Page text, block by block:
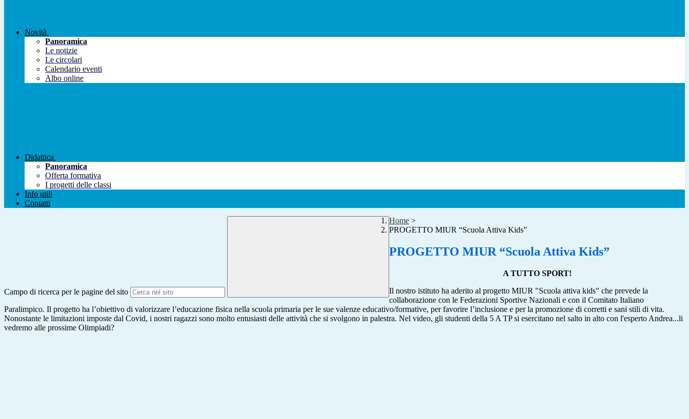
Novità
Panoramica
Le notizie
Le circolari
Calendario eventi
Albo online
Didattica
Panoramica
Offerta formativa
I progetti delle classi
Info utili
Contatti
Campo di ricerca per le pagine del sito
Home >
PROGETTO MIUR “Scuola Attiva Kids”
PROGETTO MIUR “Scuola Attiva Kids”
A TUTTO SPORT!
Il nostro istituto ha aderito al progetto MIUR "Scuola attiva kids" che prevede la
collaborazione con le Federazioni Sportive Nazionali e con il Comitato Italiano
Paralimpico. Il progetto ha l’obiettivo di valorizzare l’educazione fisica nella scuola primaria per le sue valenze educativo/formative, per favorire l’inclusione e per la promozione di corretti e sani stili di vita.
Nonostante le limitazioni imposte dal Covid, i nostri ragazzi sono molto entusiasti delle attività che si svolgono in palestra. Nel video, gli studenti della 5 A TP si esercitano nel salto in alto con l'esperto Andrea...li
vedremo alle prossime Olimpiadi?